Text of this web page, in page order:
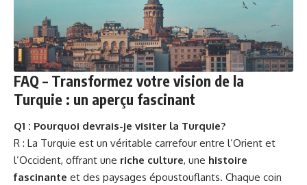
FAQ – Transformez votre vision de la
Turquie : un aperçu fascinant
Q1 : Pourquoi devrais-je visiter la Turquie?
R : La Turquie est un véritable carrefour entre l’Orient et
l’Occident, offrant une riche culture, une histoire
fascinante et des paysages époustouflants. Chaque coin